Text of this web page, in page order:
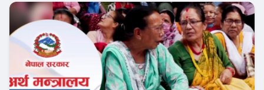
दृष्टिकोण